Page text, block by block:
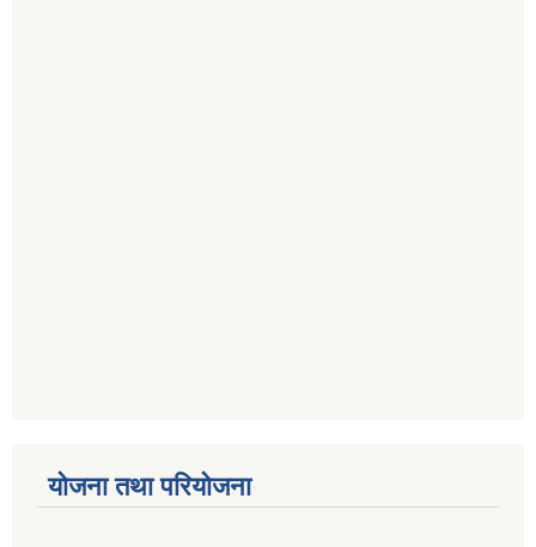
योजना तथा परियोजना